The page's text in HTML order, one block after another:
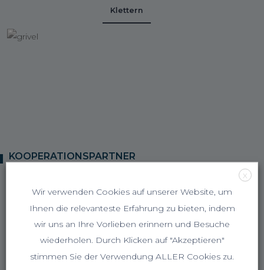
Klettern
KOOPERATIONSPARTNER
X
Wir verwenden Cookies auf unserer Website, um
Ihnen die relevanteste Erfahrung zu bieten, indem
wir uns an Ihre Vorlieben erinnern und Besuche
wiederholen. Durch Klicken auf "Akzeptieren"
stimmen Sie der Verwendung ALLER Cookies zu.